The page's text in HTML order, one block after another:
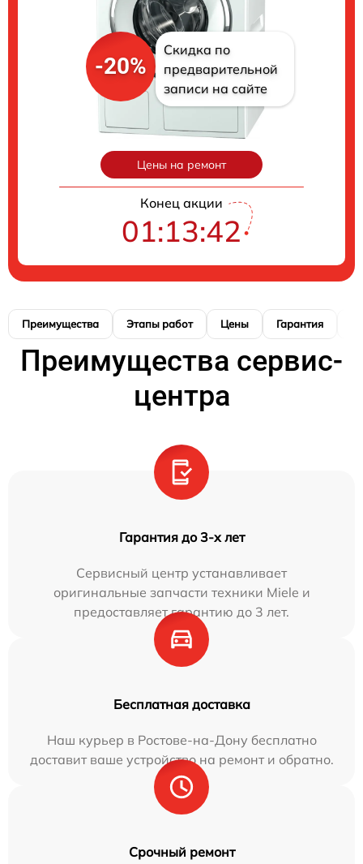
-20%
Скидка по
предварительной
записи на сайте
Цены на ремонт
Конец акции
01:13:41
Преимущества Этапы работ Цены Гарантия
Преимущества сервис-
центра
Гарантия до 3-х лет
Сервисный центр устанавливает
оригинальные запчасти техники Miele и
предоставляет гарантию до 3 лет.
Бесплатная доставка
Наш курьер в Ростове-на-Дону бесплатно
доставит ваше устройство на ремонт и обратно.
Срочный ремонт